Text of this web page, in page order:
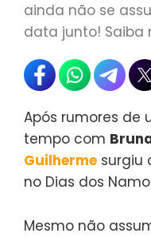
ainda não se
data junto! Saiba
Após rumores de
tempo com
Guilherme surgiu
no Dias dos
Mesmo não